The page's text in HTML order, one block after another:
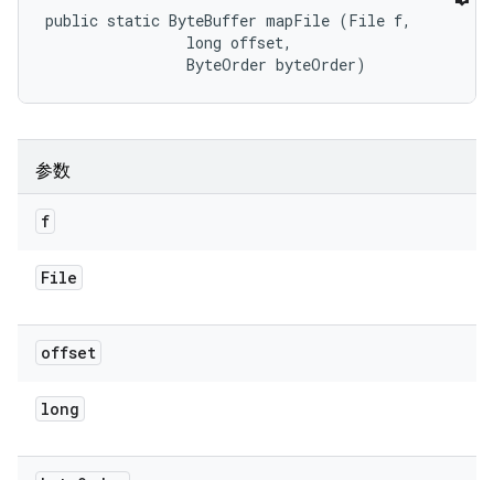
public static ByteBuffer mapFile (File f,
                long offset,
                ByteOrder byteOrder)
参数
f
File
offset
long